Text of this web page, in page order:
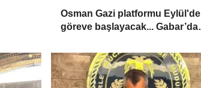
Osman Gazi platformu Eylül'de
göreve başlayacak... Gabar’da
varile ulaştı